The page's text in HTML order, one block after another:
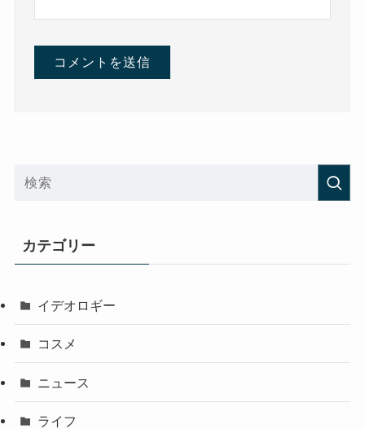
カテゴリー
イデオロギー
コスメ
ニュース
ライフ